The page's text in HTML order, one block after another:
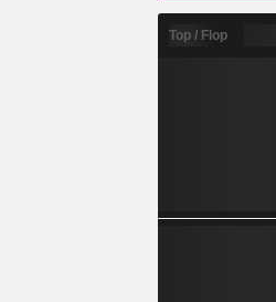
Top / Flop